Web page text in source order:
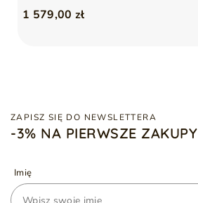
1 579,00 zł
ZAPISZ SIĘ DO NEWSLETTERA
-3% NA PIERWSZE ZAKUPY
Imię